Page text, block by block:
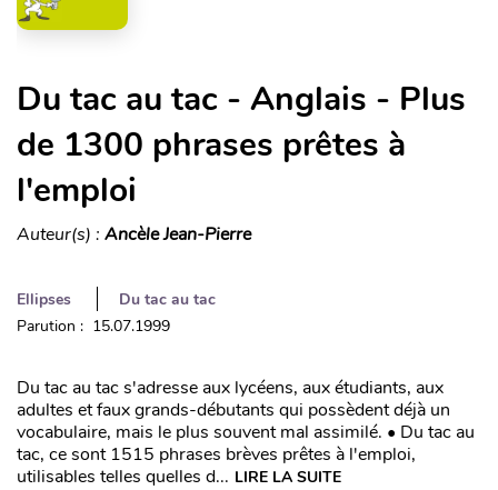
Du tac au tac - Anglais - Plus
de 1300 phrases prêtes à
l'emploi
Auteur(s) : Ancèle Jean-Pierre
Ellipses
Du tac au tac
Parution : 15.07.1999
Du tac au tac s'adresse aux lycéens, aux étudiants, aux
adultes et faux grands-débutants qui possèdent déjà un
vocabulaire, mais le plus souvent mal assimilé. • Du tac au
tac, ce sont 1515 phrases brèves prêtes à l'emploi,
utilisables telles quelles d... LIRE LA SUITE